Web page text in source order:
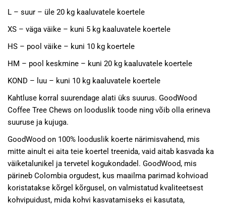
L – suur – üle 20 kg kaaluvatele koertele
XS – väga väike – kuni 5 kg kaaluvatele koertele
HS – pool väike – kuni 10 kg koertele
HM – pool keskmine – kuni 20 kg kaaluvatele koertele
KOND – luu – kuni 10 kg kaaluvatele koertele
Kahtluse korral suurendage alati üks suurus. GoodWood
Coffee Tree Chews on looduslik toode ning võib olla erineva
suuruse ja kujuga.
GoodWood on 100% looduslik koerte närimisvahend, mis
mitte ainult ei aita teie koertel treenida, vaid aitab kasvada ka
väiketalunikel ja tervetel kogukondadel. GoodWood, mis
pärineb Colombia orgudest, kus maailma parimad kohvioad
koristatakse kõrgel kõrgusel, on valmistatud kvaliteetsest
kohvipuidust, mida kohvi kasvatamiseks ei kasutata,